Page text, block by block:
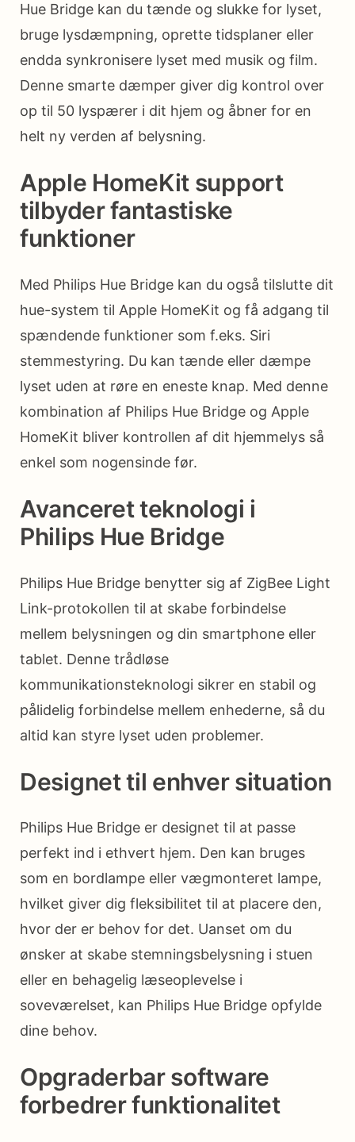
Hue Bridge kan du tænde og slukke for lyset,
bruge lysdæmpning, oprette tidsplaner eller
endda synkronisere lyset med musik og film.
Denne smarte dæmper giver dig kontrol over
op til 50 lyspærer i dit hjem og åbner for en
helt ny verden af belysning.
Apple HomeKit support
tilbyder fantastiske
funktioner
Med Philips Hue Bridge kan du også tilslutte dit
hue-system til Apple HomeKit og få adgang til
spændende funktioner som f.eks. Siri
stemmestyring. Du kan tænde eller dæmpe
lyset uden at røre en eneste knap. Med denne
kombination af Philips Hue Bridge og Apple
HomeKit bliver kontrollen af dit hjemmelys så
enkel som nogensinde før.
Avanceret teknologi i
Philips Hue Bridge
Philips Hue Bridge benytter sig af ZigBee Light
Link-protokollen til at skabe forbindelse
mellem belysningen og din smartphone eller
tablet. Denne trådløse
kommunikationsteknologi sikrer en stabil og
pålidelig forbindelse mellem enhederne, så du
altid kan styre lyset uden problemer.
Designet til enhver situation
Philips Hue Bridge er designet til at passe
perfekt ind i ethvert hjem. Den kan bruges
som en bordlampe eller vægmonteret lampe,
hvilket giver dig fleksibilitet til at placere den,
hvor der er behov for det. Uanset om du
ønsker at skabe stemningsbelysning i stuen
eller en behagelig læseoplevelse i
soveværelset, kan Philips Hue Bridge opfylde
dine behov.
Opgraderbar software
forbedrer funktionalitet